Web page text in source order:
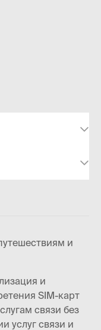
и
и
SIM-карт
связи без
услуг связи и